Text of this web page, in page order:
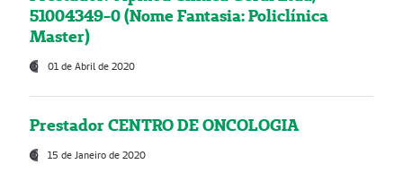
51004349-0 (Nome Fantasia: Policlínica
Master)
01 de Abril de 2020
Prestador CENTRO DE ONCOLOGIA
15 de Janeiro de 2020